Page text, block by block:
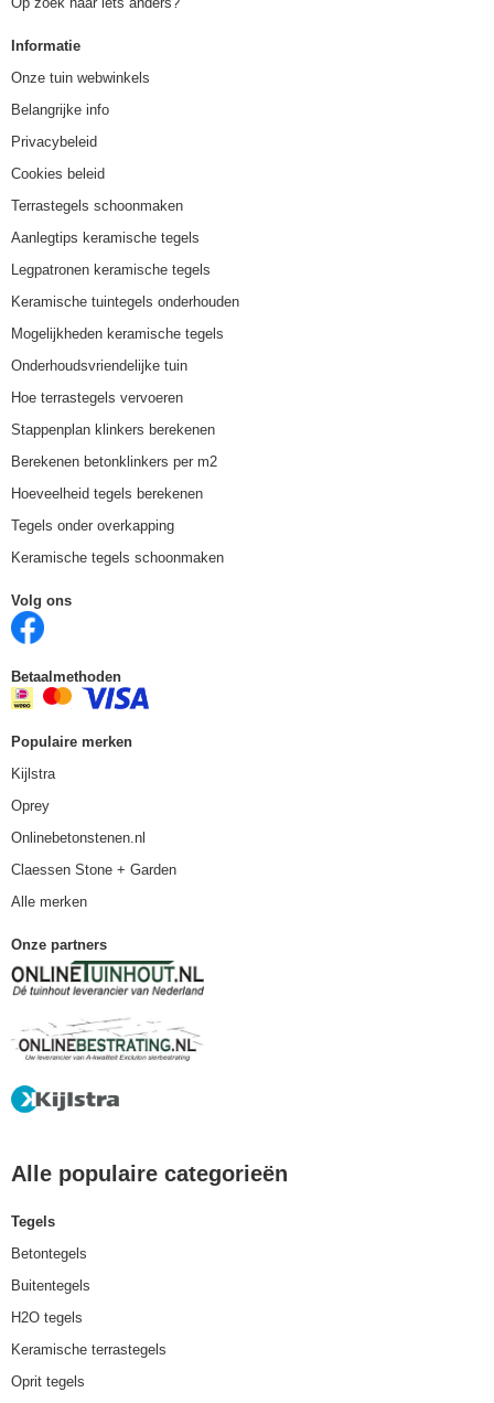
Informatie
Onze tuin webwinkels
Belangrijke info
Privacybeleid
Cookies beleid
Terrastegels schoonmaken
Aanlegtips keramische tegels
Legpatronen keramische tegels
Keramische tuintegels onderhouden
Mogelijkheden keramische tegels
Onderhoudsvriendelijke tuin
Hoe terrastegels vervoeren
Stappenplan klinkers berekenen
Berekenen betonklinkers per m2
Hoeveelheid tegels berekenen
Tegels onder overkapping
Keramische tegels schoonmaken
Volg ons
Betaalmethoden
Populaire merken
Kijlstra
Oprey
Onlinebetonstenen.nl
Claessen Stone + Garden
Alle merken
Onze partners
Alle populaire categorieën
Tegels
Betontegels
Buitentegels
H2O tegels
Keramische terrastegels
Oprit tegels